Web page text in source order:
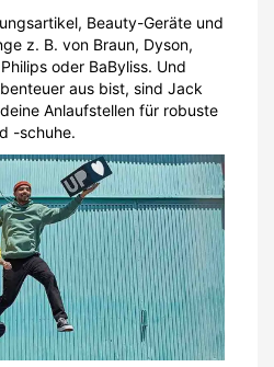
Beauty-Geräte und
z. B. von Braun, Dyson,
oder BaByliss. Und
aus bist, sind Jack
Anlaufstellen für robuste
-schuhe.